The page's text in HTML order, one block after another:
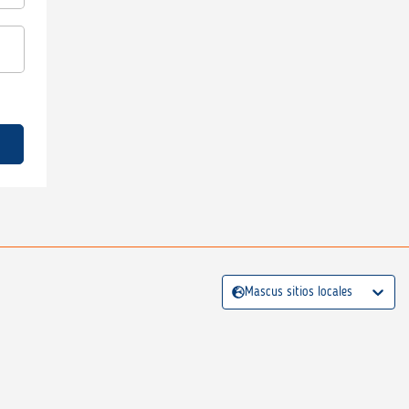
Mascus sitios locales